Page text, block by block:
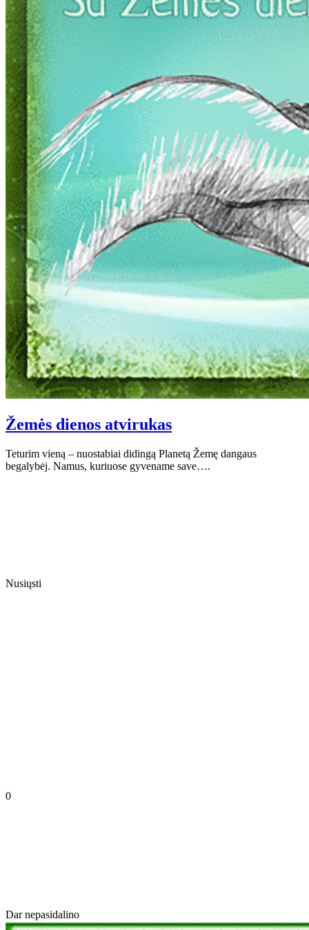
Žemės dienos atvirukas
Teturim vieną – nuostabiai didingą Planetą Žemę dangaus
begalybėj. Namus, kuriuose gyvename save….
Nusiųsti
0
Dar nepasidalino